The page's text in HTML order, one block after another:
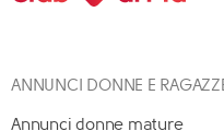
ANNUNCI DONNE E
Annunci donne mature